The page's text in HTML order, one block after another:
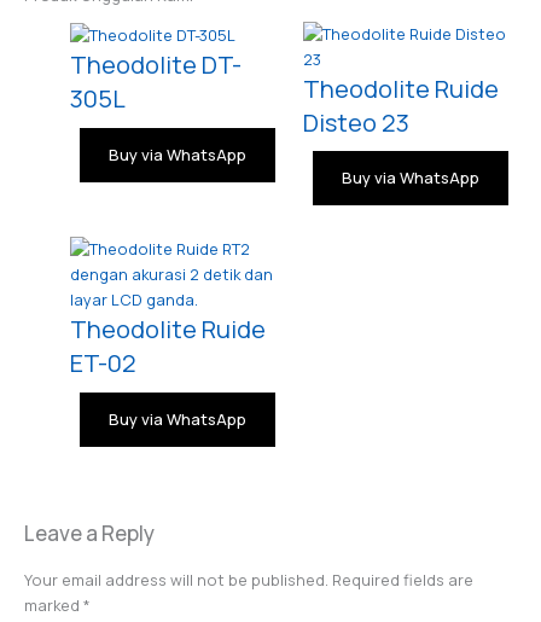
Theodolite DT-
305L
Buy via WhatsApp
Theodolite Ruide
Disteo 23
Buy via WhatsApp
Theodolite Ruide
ET-02
Buy via WhatsApp
Leave a Reply
Your email address will not be published. Required fields are
marked *